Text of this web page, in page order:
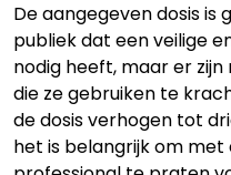
De aangegeven dosis
publiek dat een veilige
nodig heeft, maar er zijn
die ze gebruiken te
de dosis verhogen tot
het is belangrijk om